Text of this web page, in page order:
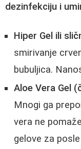
dezinfekciju i
Hiper Gel ili
smirivanje
bubuljica.
Aloe Vera Gel
Mnogi ga
vera ne
gelove za